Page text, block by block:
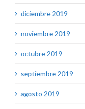
diciembre 2019
noviembre 2019
octubre 2019
septiembre 2019
agosto 2019